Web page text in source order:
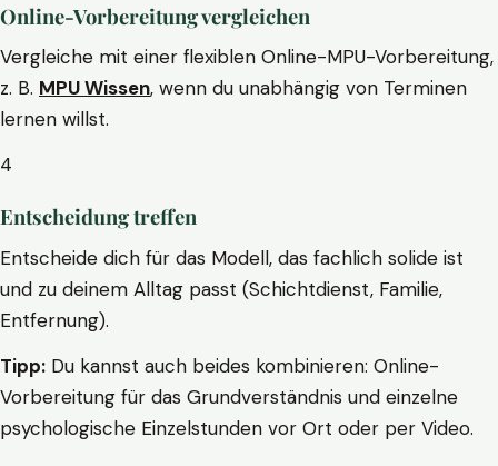
Online-Vorbereitung vergleichen
Vergleiche mit einer flexiblen Online-MPU-Vorbereitung,
z. B. MPU Wissen, wenn du unabhängig von Terminen
lernen willst.
4
Entscheidung treffen
Entscheide dich für das Modell, das fachlich solide ist
und zu deinem Alltag passt (Schichtdienst, Familie,
Entfernung).
Tipp: Du kannst auch beides kombinieren: Online-
Vorbereitung für das Grundverständnis und einzelne
psychologische Einzelstunden vor Ort oder per Video.